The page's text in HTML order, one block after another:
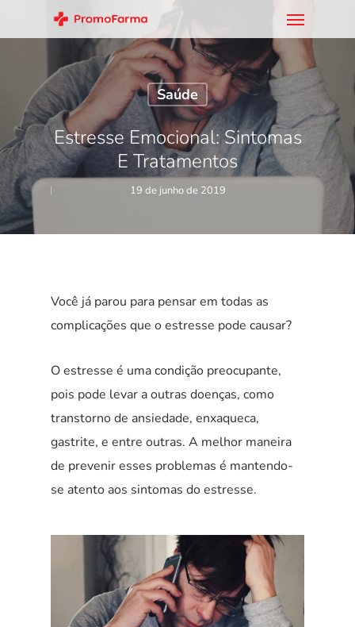
Saúde
Estresse Emocional: Sintomas
E Tratamentos
19 de junho de 2019
Você já parou para pensar em todas as
complicações que o estresse pode causar?
O estresse é uma condição preocupante,
pois pode levar a outras doenças, como
transtorno de ansiedade, enxaqueca,
gastrite, e entre outras. A melhor maneira
de prevenir esses problemas é mantendo-
se atento aos sintomas do estresse.